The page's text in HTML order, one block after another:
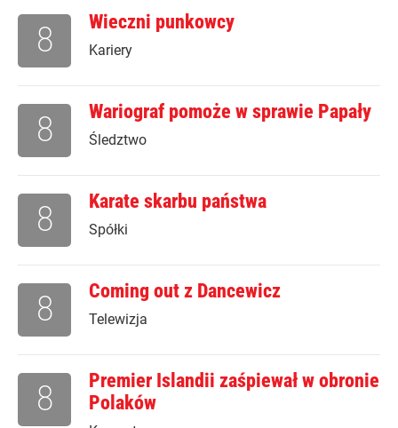
Wieczni punkowcy
Kariery
8
Wariograf pomoże w sprawie Papały
Śledztwo
8
Karate skarbu państwa
Spółki
8
Coming out z Dancewicz
Telewizja
8
Premier Islandii zaśpiewał w obronie
Polaków
8